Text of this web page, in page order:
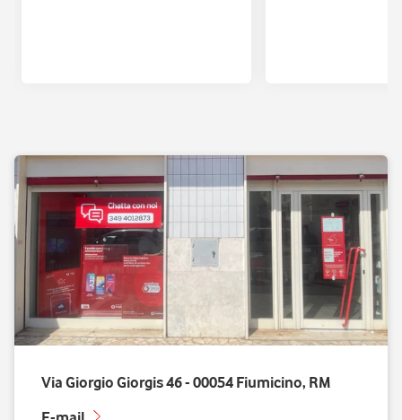
Via Giorgio Giorgis 46 - 00054 Fiumicino, RM